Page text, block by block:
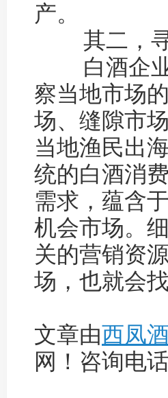
产。
其二，寻
白酒企业
察当地市场
场、缝隙市
当地渔民出
统的白酒消
需求，蕴含
机会市场。
关的营销资
场，也就会
文章由西凤
网！咨询电